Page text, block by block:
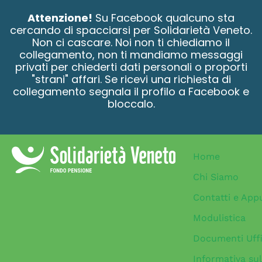
Attenzione! Su Facebook qualcuno sta
cercando di spacciarsi per Solidarietà Veneto.
Non ci cascare. Noi non ti chiediamo il
collegamento, non ti mandiamo messaggi
privati per chiederti dati personali o proporti
"strani" affari. Se ricevi una richiesta di
collegamento segnala il profilo a Facebook e
bloccalo.
Home
Chi Siamo
Contatti e
Modulistica
Documenti
Informativa